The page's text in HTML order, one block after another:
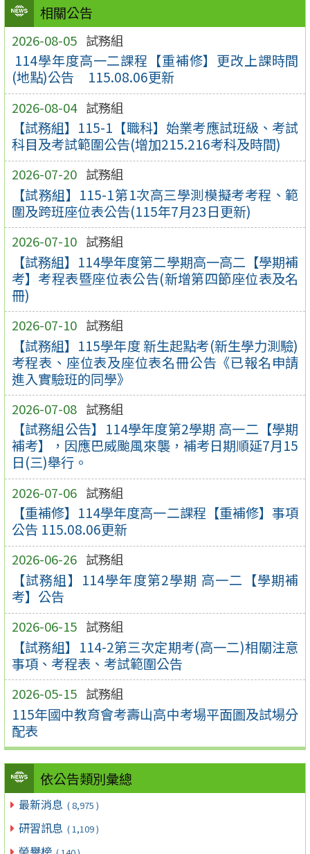
相關公告
2026-08-05 試務組
114學年度高一二課程【重補修】更改上課時間
(地點)公告 115.08.06更新
2026-08-04 試務組
【試務組】115-1【職科】始業考應試班級、考試
科目及考試範圍公告(增加215.216考科及時間)
2026-07-20 試務組
【試務組】115-1第1次高三學測模擬考考程、範
圍及跨班座位表公告(115年7月23日更新)
2026-07-10 試務組
【試務組】114學年度第二學期高一高二【學期補
考】考程表暨座位表公告(新增第四節座位表及名
冊)
2026-07-10 試務組
【試務組】115學年度 新生起點考(新生學力測驗)
考程表、座位表及座位表名冊公告《已報名申請
進入實驗班的同學》
2026-07-08 試務組
【試務組公告】114學年度第2學期 高一二【學期
補考】，因應巴威颱風來襲，補考日期順延7月15
日(三)舉行。
2026-07-06 試務組
【重補修】114學年度高一二課程【重補修】事項
公告 115.08.06更新
2026-06-26 試務組
【試務組】114學年度第2學期 高一二【學期補
考】公告
2026-06-15 試務組
【試務組】114-2第三次定期考(高一二)相關注意
事項、考程表、考試範圍公告
2026-05-15 試務組
115年國中教育會考壽山高中考場平面圖及試場分
配表
依公告類別彙總
最新消息 ( 8,975 )
研習訊息 ( 1,109 )